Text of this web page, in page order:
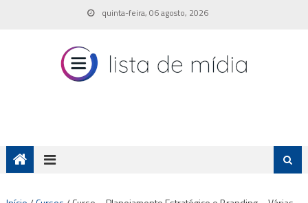
quinta-feira, 06 agosto, 2026